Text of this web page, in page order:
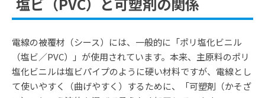
電線の被覆材（シース）には、一般的に「ポリ塩化ビニル
（塩ビ／PVC）」が使用されています。本来、主原料のポリ
塩化ビニルは塩ビパイプのように硬い材料ですが、電線とし
て使いやすく（曲げやすく）するために、「可塑剤（かそざ